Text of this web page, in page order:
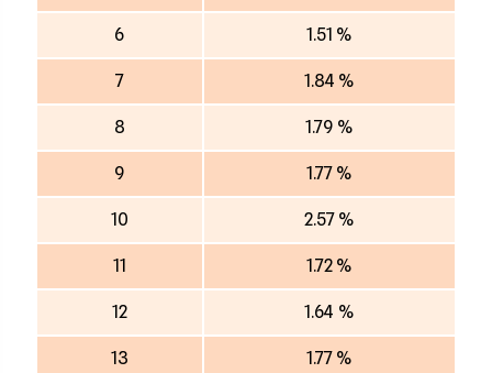
6 1.51 %
7 1.84 %
8 1.79 %
9 1.77 %
10 2.57 %
11 1.72 %
12 1.64 %
13 1.77 %